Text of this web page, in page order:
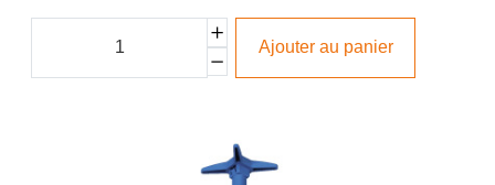
Ajouter au panier